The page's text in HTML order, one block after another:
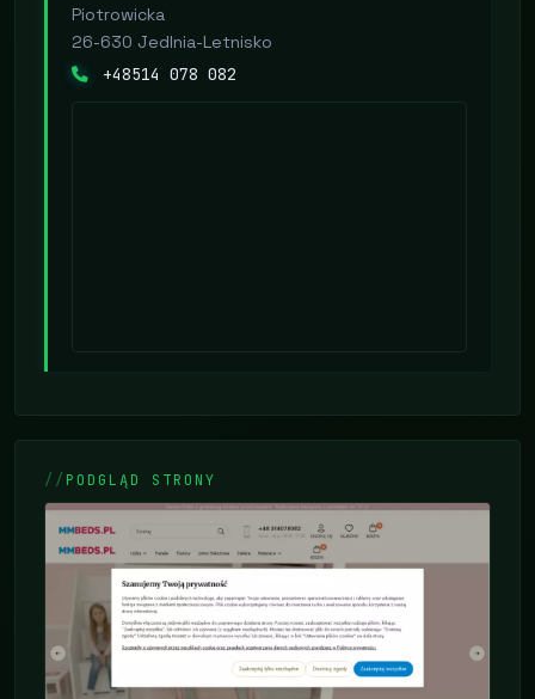
Piotrowicka
26-630 Jedlnia-Letnisko
+48514 078 082
PODGLĄD STRONY